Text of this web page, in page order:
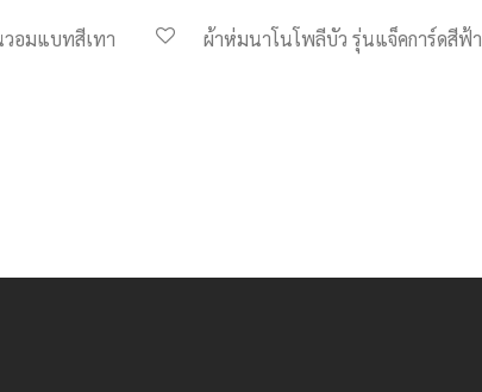
อมแบทสีเทา
ผ้าห่มนาโนโพลีบัว รุ่นแจ็คการ์ดสีฟ้า